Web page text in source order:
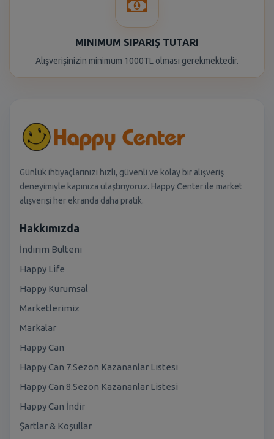
MINIMUM SIPARIŞ TUTARI
Alışverişinizin minimum 1000TL olması gerekmektedir.
Günlük ihtiyaçlarınızı hızlı, güvenli ve kolay bir alışveriş
deneyimiyle kapınıza ulaştırıyoruz. Happy Center ile market
alışverişi her ekranda daha pratik.
Hakkımızda
İndirim Bülteni
Happy Life
Happy Kurumsal
Marketlerimiz
Markalar
Happy Can
Happy Can 7.Sezon Kazananlar Listesi
Happy Can 8.Sezon Kazananlar Listesi
Happy Can İndir
Şartlar & Koşullar